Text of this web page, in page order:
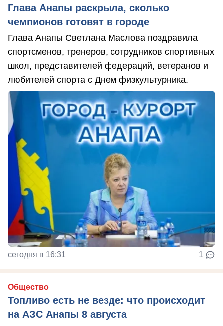
Глава Анапы раскрыла, сколько
чемпионов готовят в городе
Глава Анапы Светлана Маслова поздравила
спортсменов, тренеров, сотрудников спортивных
школ, представителей федераций, ветеранов и
любителей спорта с Днем физкультурника.
сегодня в 16:31 1
Общество
Топливо есть не везде: что происходит
на АЗС Анапы 8 августа